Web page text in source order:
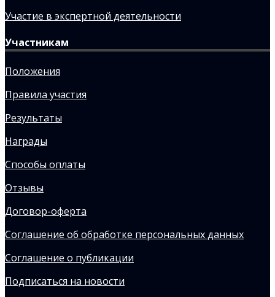
Участие в экспертной деятельности
Участникам
Положения
Правила участия
Результаты
Награды
Способы оплаты
Отзывы
Договор-оферта
Соглашение об обработке персональных данных
Соглашение о публикации
Подписаться на новости